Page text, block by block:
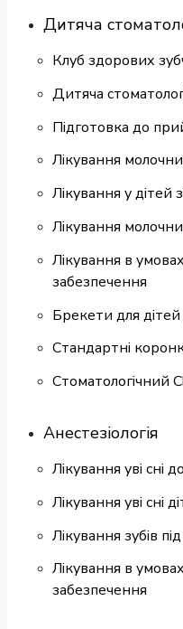
Дитяча
Клуб здорових
Дитяча
Підготовка до
Лікування
Лікування у дітей
Лікування
Лікування в
забезпечення
Брекети для
Cтандартні
Стоматологiчний
Анестезіологія
Лікування уві сні
Лікування уві сні
Лікування зубів
Лікування в
забезпечення